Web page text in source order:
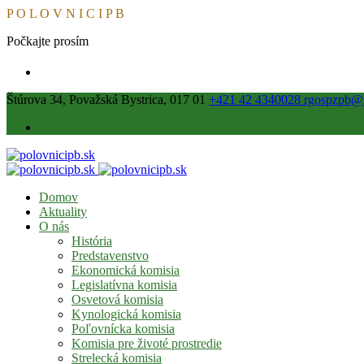
PO L O V N I C I PB
Počkajte prosím
Štúrova 34, Považská Bystrica, 017 01 +421 42 4340028
Domov
Aktuality
O nás
História
Predstavenstvo
Ekonomická komisia
Legislatívna komisia
Osvetová komisia
Kynologická komisia
Poľovnícka komisia
Komisia pre životé prostredie
Strelecká komisia